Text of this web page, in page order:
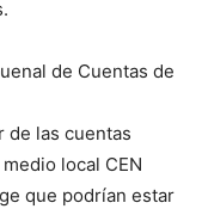
de Cuentas de
de las cuentas
local CEN
que podrían estar